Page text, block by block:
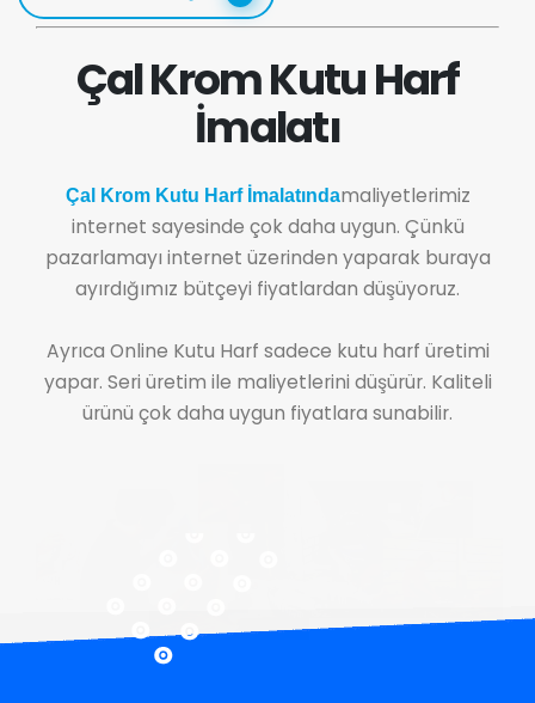
Çal Krom Kutu Harf
İmalatı
Çal Krom Kutu Harf İmalatındamaliyetlerimiz
internet sayesinde çok daha uygun. Çünkü
pazarlamayı internet üzerinden yaparak buraya
ayırdığımız bütçeyi fiyatlardan düşüyoruz.
Ayrıca Online Kutu Harf sadece kutu harf üretimi
yapar. Seri üretim ile maliyetlerini düşürür. Kaliteli
ürünü çok daha uygun fiyatlara sunabilir.